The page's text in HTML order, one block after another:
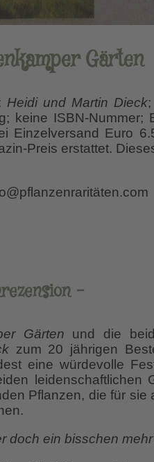
Gärten
Heidi und Martin Dieck;
keine ISBN-Nummer;
Einzelversand Euro
Preis erstattet.
–
Gärten und die
zum 20 jährigen
eine würdevolle
leidenschaftlichen
Pflanzen, die für sie
doch ein bisschen